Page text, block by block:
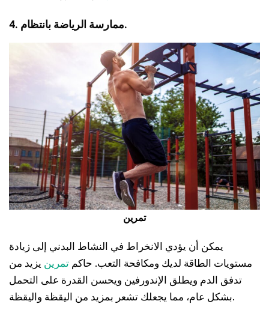
4. ممارسة الرياضة بانتظام.
تمرين
يمكن أن يؤدي الانخراط في النشاط البدني إلى زيادة
مستويات الطاقة لديك ومكافحة التعب. حاكم تمرين يزيد من
تدفق الدم ويطلق الإندورفين ويحسن القدرة على التحمل
بشكل عام، مما يجعلك تشعر بمزيد من اليقظة واليقظة.